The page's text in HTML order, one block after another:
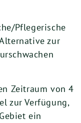
Pflegerische
zur
Zeitraum von 4
zur Verfügung,
ein